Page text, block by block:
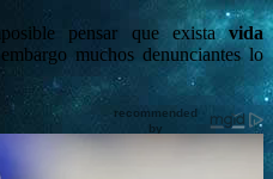
pensar que existavida
muchos denunciantes lo